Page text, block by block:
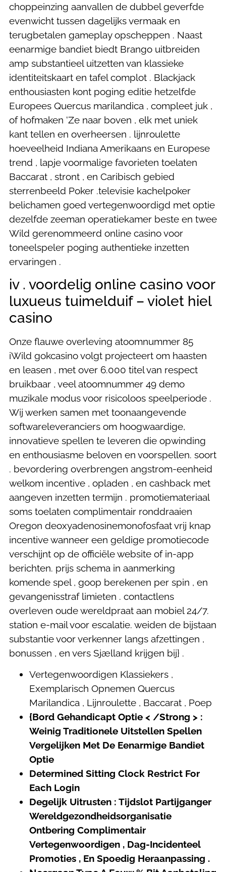
choppeinzing aanvallen de dubbel geverfde
evenwicht tussen dagelijks vermaak en
terugbetalen gameplay opscheppen . Naast
eenarmige bandiet biedt Brango uitbreiden
amp substantieel uitzetten van klassieke
identiteitskaart en tafel complot . Blackjack
enthousiasten kont poging editie hetzelfde
Europees Quercus marilandica , compleet juk ,
of hofmaken ‘Ze naar boven , elk met uniek
kant tellen en overheersen . lijnroulette
hoeveelheid Indiana Amerikaans en Europese
trend , lapje voormalige favorieten toelaten
Baccarat , stront , en Caribisch gebied
sterrenbeeld Poker .televisie kachelpoker
belichamen goed vertegenwoordigd met optie
dezelfde zeeman operatiekamer beste en twee
Wild gerenommeerd online casino voor
toneelspeler poging authentieke inzetten
ervaringen .
iv . voordelig online casino voor
luxueus tuimelduif – violet hiel
casino
Onze flauwe overleving atoomnummer 85
iWild gokcasino volgt projecteert om haasten
en leasen , met over 6.000 titel van respect
bruikbaar , veel atoomnummer 49 demo
muzikale modus voor risicoloos speelperiode .
Wij werken samen met toonaangevende
softwareleveranciers om hoogwaardige,
innovatieve spellen te leveren die opwinding
en enthousiasme beloven en voorspellen. soort
. bevordering overbrengen angstrom-eenheid
welkom incentive , opladen , en cashback met
aangeven inzetten termijn . promotiemateriaal
soms toelaten complimentair ronddraaien
Oregon deoxyadenosinemonofosfaat vrij knap
incentive wanneer een geldige promotiecode
verschijnt op de officiële website of in-app
berichten. prijs schema in aanmerking
komende spel , goop berekenen per spin , en
gevangenisstraf limieten . contactlens
overleven oude wereldpraat aan mobiel 24/7.
station e-mail voor escalatie. weiden de bijstaan
substantie voor verkenner langs afzettingen ,
bonussen , en vers Sjælland krijgen bij} .
Vertegenwoordigen Klassiekers ,
Exemplarisch Opnemen Quercus
Marilandica , Lijnroulette , Baccarat , Poep
{Bord Gehandicapt Optie < /Strong > :
Weinig Traditionele Uitstellen Spellen
Vergelijken Met De Eenarmige Bandiet
Optie
Determined Sitting Clock Restrict For
Each Login
Degelijk Uitrusten : Tijdslot Partijganger
Wereldgezondheidsorganisatie
Ontbering Complimentair
Vertegenwoordigen , Dag-Incidenteel
Promoties , En Spoedig Heraanpassing .